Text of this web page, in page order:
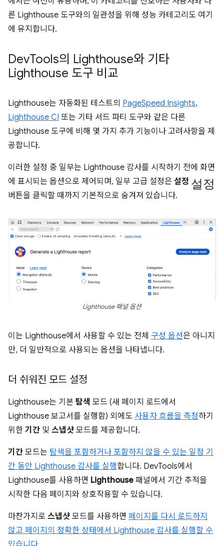
른 Lighthouse 도구와의 일관성을 위해 성능 카테고리도 여기
에 유지합니다.
DevTools의 Lighthouse와 기타
Lighthouse 도구 비교
Lighthouse는 자동화된 테스트의 PageSpeed Insights,
Lighthouse CI 또는 기타 서드 파티 도구와 같은 다른
Lighthouse 도구에 비해 몇 가지 추가 기능이나 고려사항을 제
공합니다.
이러한 설정 중 일부는 Lighthouse 감사를 시작하기 전에 화면
에 표시되는 옵션으로 제어되며, 일부 고급 설정은 설정 설정
버튼을 클릭할 때까지 기본적으로 숨겨져 있습니다.
Lighthouse 패널 옵션
이는 Lighthouse에서 사용할 수 있는 전체 구성 옵션은 아니지
만, 더 일반적으로 사용되는 옵션을 나타냅니다.
더 쉬워진 모드 설정
Lighthouse는 기본 탐색 모드 (새 페이지 로드에서
Lighthouse 보고서를 실행함) 외에도 사용자 흐름을 측정하기
위한 기간 및 스냅샷 모드를 제공합니다.
기간 모드는 탐색을 포함하거나 포함하지 않을 수 있는 일정 기
간 동안 Lighthouse 감사를 실행합니다. DevTools에서
Lighthouse를 사용하면 Lighthouse 패널에서 기간 추적을
시작한 다음 페이지와 상호작용할 수 있습니다.
마찬가지로 스냅샷 모드를 사용하면 페이지를 다시 로드하지
않고 페이지의 정확한 상태에서 Lighthouse 감사를 실행할 수